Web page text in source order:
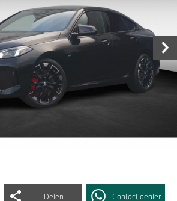
Delen Contact dealer